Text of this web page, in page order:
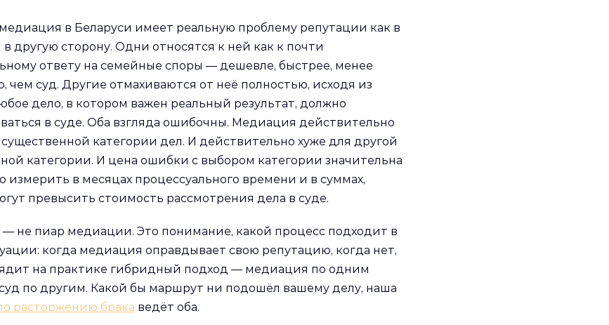
в Беларуси имеет реальную проблему репутации как в
в другую сторону. Одни относятся к ней как к почти
ответу на семейные споры — дешевле, быстрее, менее
чем суд. Другие отмахиваются от неё полностью, исходя из
дело, в котором важен реальный результат, должно
в суде. Оба взгляда ошибочны. Медиация действительно
категории дел. И действительно хуже для другой
категории. И цена ошибки с выбором категории значительна
измерить в месяцах процессуального времени и в суммах,
превысить стоимость рассмотрения дела в суде.
— не пиар медиации. Это понимание, какой процесс подходит в
когда медиация оправдывает свою репутацию, когда нет,
на практике гибридный подход — медиация по одним
по другим. Какой бы маршрут ни подошёл вашему делу, наша
расторжению брака ведёт оба.